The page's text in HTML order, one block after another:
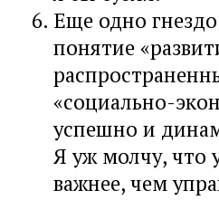
Еще одно
понятие
«социально-
успешно и
Я уж молчу, что
важнее, чем